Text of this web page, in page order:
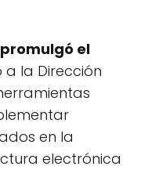
el
la Dirección
en la
electrónica